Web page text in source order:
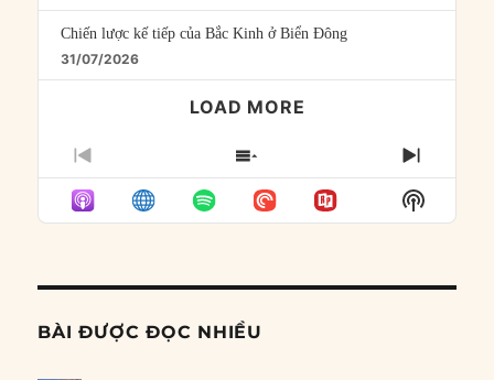
Chiến lược kế tiếp của Bắc Kinh ở Biển Đông
31/07/2026
LOAD MORE
PREVIOUS
EPISODE
SHOW
EPISODES
LIST
NEXT
Show
Podcast
BÀI ĐƯỢC ĐỌC NHIỀU